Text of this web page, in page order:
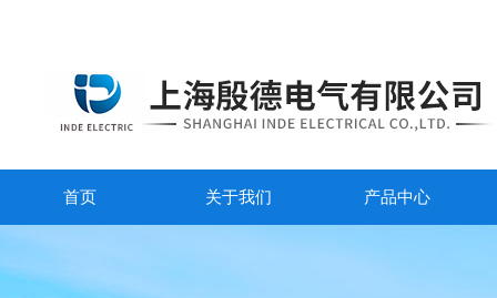
首页 关于我们 产品中心